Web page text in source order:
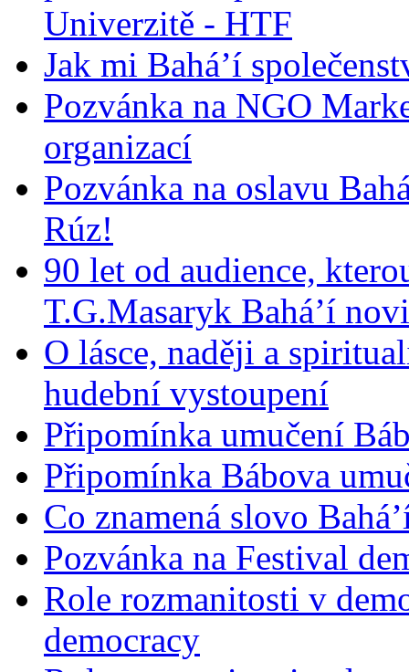
Univerzitě - HTF
Jak mi Bahá’í
Pozvánka na NGO
organizací
Pozvánka na oslavu
Rúz!
90 let od audience,
T.G.Masaryk Bahá’í
O lásce, naději a
hudební vystoupení
Připomínka umučení
Připomínka Bábova
Co znamená slovo
Pozvánka na Festival
Role rozmanitosti v
democracy